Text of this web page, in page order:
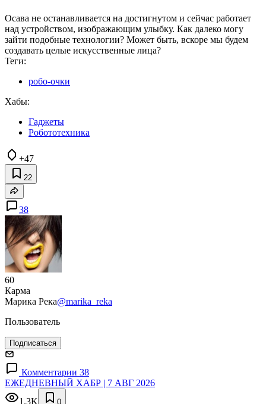
Осава не останавливается на достигнутом и сейчас работает
над устройством, изображающим улыбку. Как далеко могу
зайти подобные технологии? Может быть, вскоре мы будем
создавать целые искусственные лица?
Теги:
робо-очки
Хабы:
Гаджеты
Робототехника
+47
22
38
60
Карма
Марика Река@marika_reka
Пользователь
Подписаться
Комментарии 38
ЕЖЕДНЕВНЫЙ ХАБР | 7 АВГ 2026
1.3K
0